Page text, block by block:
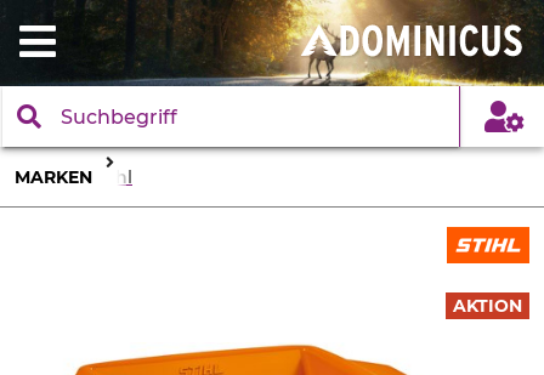
MARKEN Stihl
AKTION